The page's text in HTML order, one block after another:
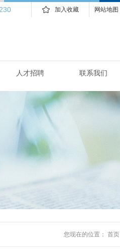
网站地图
加入收藏
人才招聘 联系我们
您现在的位置： 首页